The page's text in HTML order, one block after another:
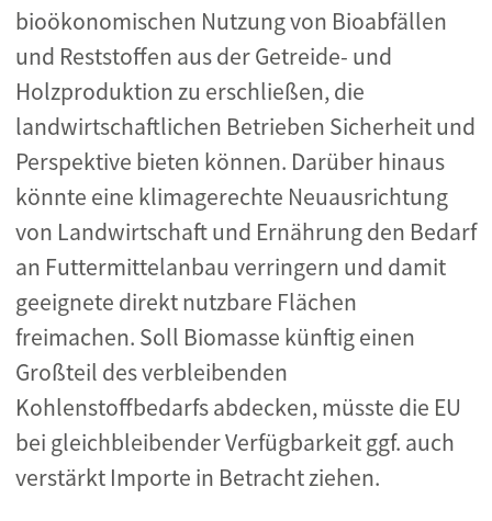
bioökonomischen Nutzung von Bioabfällen
und Reststoffen aus der Getreide- und
Holzproduktion zu erschließen, die
landwirtschaftlichen Betrieben Sicherheit und
Perspektive bieten können. Darüber hinaus
könnte eine klimagerechte Neuausrichtung
von Landwirtschaft und Ernährung den Bedarf
an Futtermittelanbau verringern und damit
geeignete direkt nutzbare Flächen
freimachen. Soll Biomasse künftig einen
Großteil des verbleibenden
Kohlenstoffbedarfs abdecken, müsste die EU
bei gleichbleibender Verfügbarkeit ggf. auch
verstärkt Importe in Betracht ziehen.